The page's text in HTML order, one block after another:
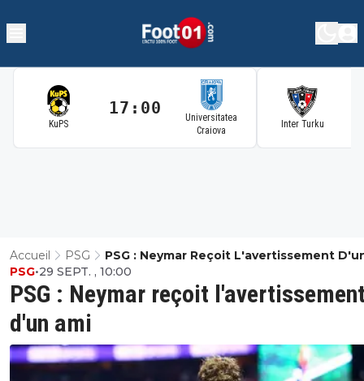
KuPS
17:00
Universitatea
Craiova
Inter Turku
Accueil PSG PSG : Neymar Reçoit L'avertissement
PSG : Neymar reçoit
d'un ami
PSG•29 SEPT. , 10:00